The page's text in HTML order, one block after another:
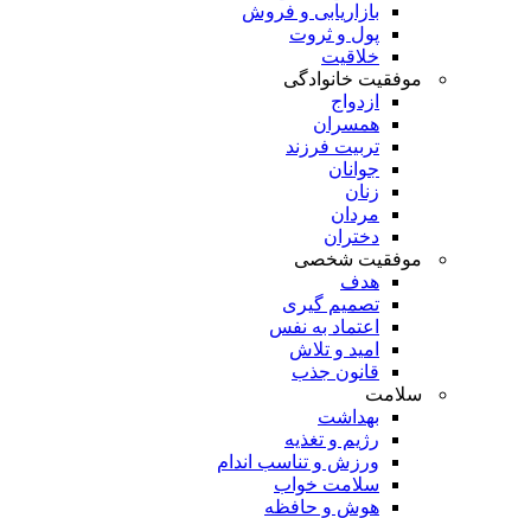
بازاریابی و فروش
پول و ثروت
خلاقیت
موفقیت خانوادگی
ازدواج
همسران
تربیت فرزند
جوانان
زنان
مردان
دختران
موفقیت شخصی
هدف
تصمیم گیری
اعتماد به نفس
امید و تلاش
قانون جذب
سلامت
بهداشت
رژیم و تغذیه
ورزش و تناسب اندام
سلامت خواب
هوش و حافظه